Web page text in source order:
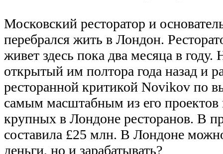
Московский ресторатор и
перебрался жить в Лондон.
живет здесь пока два месяца в году.
открытый им полтора года назад и
ресторанной критикой Novikov по
самым масштабным из его
крупных в Лондоне ресторанов. В
составила £25 млн. В Лондоне
деньги, но и зарабатывать?